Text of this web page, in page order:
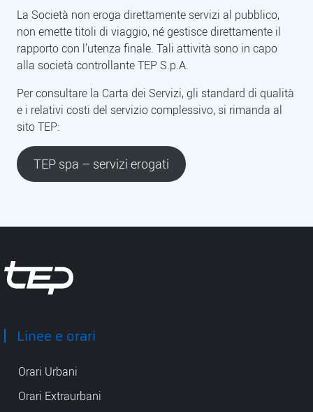
Descrizione
La Società non eroga direttamente servizi al pubblico,
non emette titoli di viaggio, né gestisce direttamente il
rapporto con l’utenza finale. Tali attività sono in capo
alla società controllante TEP S.p.A.
Per consultare la Carta dei Servizi, gli standard di qualità
e i relativi costi del servizio complessivo, si rimanda al
sito TEP:
TEP spa – servizi erogati
Linee e orari
Orari Urbani
Orari Extraurbani